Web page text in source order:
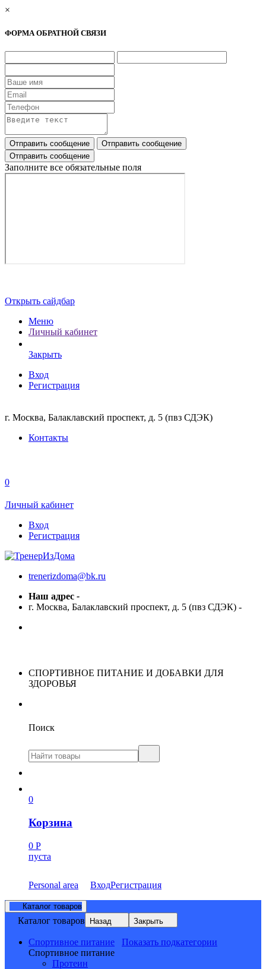
×
ФОРМА ОБРАТНОЙ СВЯЗИ
Заполните все обязательные поля
Открыть сайдбар
Меню
Личный кабинет
Закрыть
Вход
Регистрация
г. Москва, Балаклавский проспект, д. 5 (пвз СДЭК)
Контакты
0
Личный кабинет
Вход
Регистрация
trenerizdoma@bk.ru
Наш адрес -
г. Москва, Балаклавский проспект, д. 5 (пвз СДЭК) -
СПОРТИВНОЕ ПИТАНИЕ И ДОБАВКИ ДЛЯ
ЗДОРОВЬЯ
Поиск
0
Корзина
0 Р
пуста
Personal area ВходРегистрация
Каталог товаров
Каталог товаров Назад Закрыть
Спортивное питание
Показать подкатегории
Спортивное питание
Протеин